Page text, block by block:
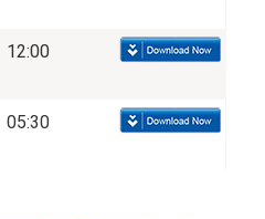
12:00
05:30